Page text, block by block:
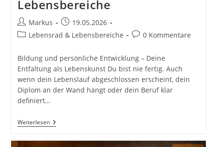
Lebensbereiche
Beitrags-
Autor:
Markus
Beitrag
veröffentlicht:
19.05.2026
Beitrags-
Lebensrad & Lebensbereiche
Beitrags-
0 Kommentare
Bildung und persönliche Entwicklung – Deine
Entfaltung als Lebenskunst Du bist nie fertig. Auch
wenn dein Lebenslauf abgeschlossen erscheint, dein
Diplom an der Wand hängt oder dein Beruf klar
definiert…
WeiterlesenBildung
Und